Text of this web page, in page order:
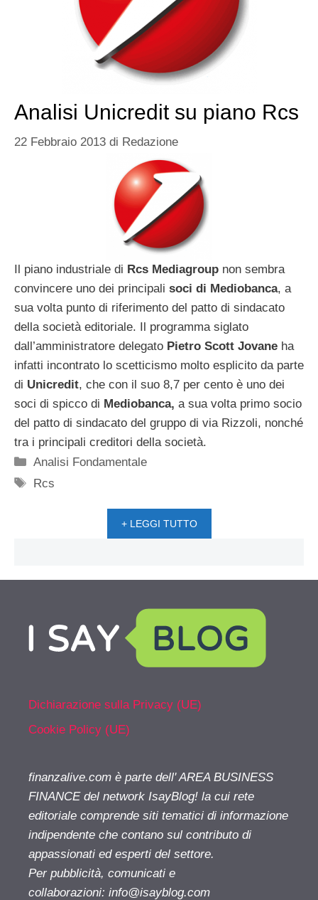
Analisi Unicredit su piano Rcs
22 Febbraio 2013 di Redazione
Il piano industriale di Rcs Mediagroup non sembra
convincere uno dei principali soci di Mediobanca, a
sua volta punto di riferimento del patto di sindacato
della società editoriale. Il programma siglato
dall’amministratore delegato Pietro Scott Jovane ha
infatti incontrato lo scetticismo molto esplicito da parte
di Unicredit, che con il suo 8,7 per cento è uno dei
soci di spicco di Mediobanca, a sua volta primo socio
del patto di sindacato del gruppo di via Rizzoli, nonché
tra i principali creditori della società.
Categorie
Analisi Fondamentale
Tag
Rcs
+ LEGGI TUTTO
Dichiarazione sulla Privacy (UE)
Cookie Policy (UE)
finanzalive.com è parte dell' AREA BUSINESS
FINANCE del network IsayBlog! la cui rete
editoriale comprende siti tematici di informazione
indipendente che contano sul contributo di
appassionati ed esperti del settore.
Per pubblicità, comunicati e
collaborazioni: info@isayblog.com